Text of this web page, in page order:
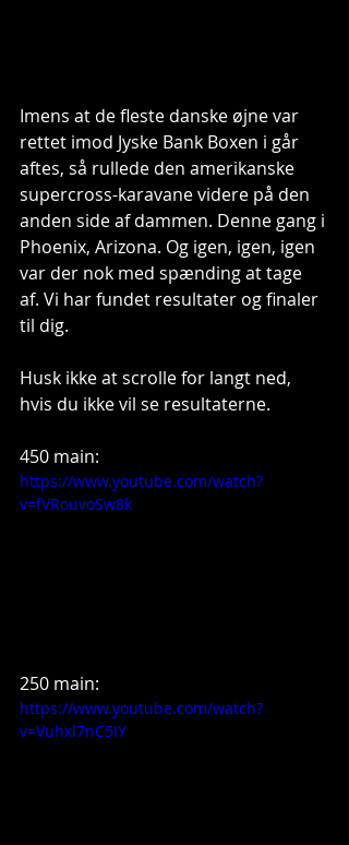
Imens at de fleste danske øjne var
rettet imod Jyske Bank Boxen i går
aftes, så rullede den amerikanske
supercross-karavane videre på den
anden side af dammen. Denne gang i
Phoenix, Arizona. Og igen, igen, igen
var der nok med spænding at tage
af. Vi har fundet resultater og finaler
til dig.
Husk ikke at scrolle for langt ned,
hvis du ikke vil se resultaterne.
450 main:
https://www.youtube.com/watch?
v=fVRouvoSw8k
250 main:
https://www.youtube.com/watch?
v=Vuhxl7nC5IY